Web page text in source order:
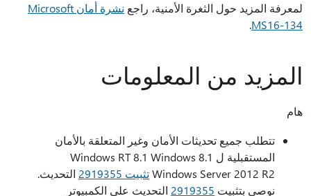
لمعرفة المزيد حول الثغرة الأمنية، راجع
نشرة أمان Microsoft
MS16-134
.
المزيد من المعلومات
هام
تتطلب جميع تحديثات الأمان وغير المتعلقة بالأمان
المستقبلية ل Windows RT 8.1 Windows 8.1
Windows Server 2012 R2تثبيت 2919355
التحديث.
نوصي بتثبيت 2919355 التحديث على الكمبيوتر